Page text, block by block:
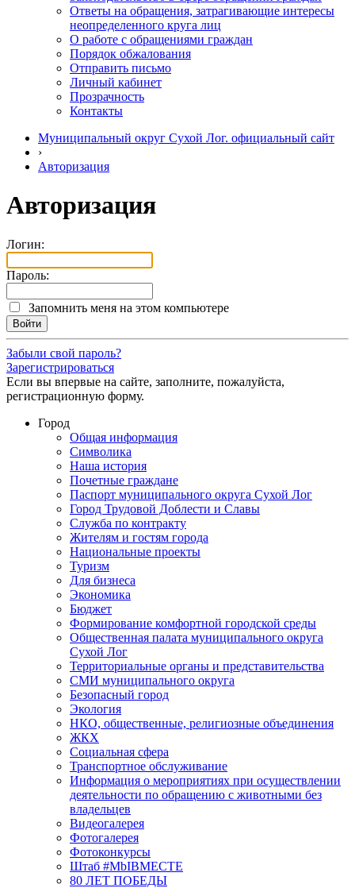
Ответы на обращения, затрагивающие интересы
неопределенного круга лиц
О работе с обращениями граждан
Порядок обжалования
Отправить письмо
Личный кабинет
Прозрачность
Контакты
Муниципальный округ Сухой Лог. официальный сайт
›
Авторизация
Авторизация
Логин:
Пароль:
Запомнить меня на этом компьютере
Забыли свой пароль?
Зарегистрироваться
Если вы впервые на сайте, заполните, пожалуйста,
регистрационную форму.
Город
Общая информация
Символика
Наша история
Почетные граждане
Паспорт муниципального округа Сухой Лог
Город Трудовой Доблести и Славы
Служба по контракту
Жителям и гостям города
Национальные проекты
Туризм
Для бизнеса
Экономика
Бюджет
Формирование комфортной городской среды
Общественная палата муниципального округа
Сухой Лог
Территориальные органы и представительства
СМИ муниципального округа
Безопасный город
Экология
НКО, общественные, религиозные объединения
ЖКХ
Социальная сфера
Транспортное обслуживание
Информация о мероприятиях при осуществлении
деятельности по обращению с животными без
владельцев
Видеогалерея
Фотогалерея
Фотоконкурсы
Штаб #MbIBMECTE
80 ЛЕТ ПОБЕДЫ